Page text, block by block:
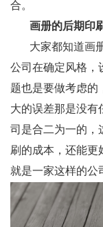
合。
画册的后期印
大家都知道画册
公司在确定风格，
题也是要做考虑的
大的误差那是没有
司是合二为一的，
刷的成本，还能更
就是一家这样的公